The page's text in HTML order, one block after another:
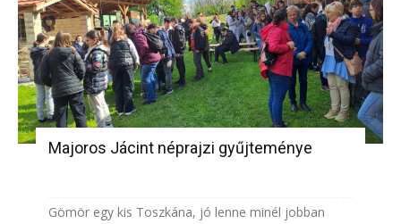
Majoros Jácint néprajzi gyűjteménye
Gömör egy kis Toszkána, jó lenne minél jobban